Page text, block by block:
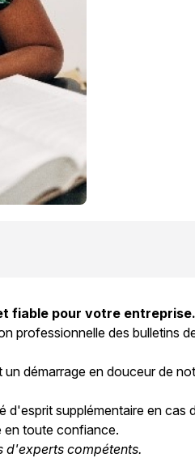
fiable pour votre entreprise.
des bulletins
démarrage en douceur de
supplémentaire en
en toute confiance.
d'experts compétents.